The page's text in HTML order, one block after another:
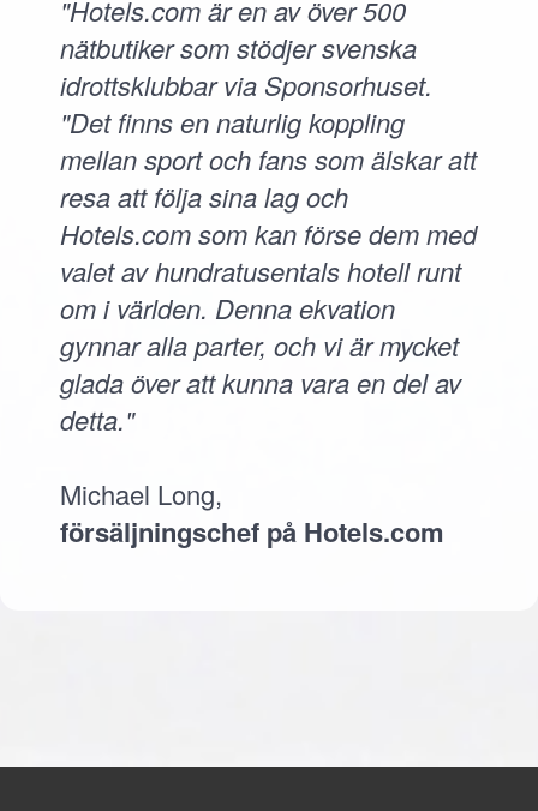
"Hotels.com är en av över 500
nätbutiker som stödjer svenska
idrottsklubbar via Sponsorhuset.
"Det finns en naturlig koppling
mellan sport och fans som älskar att
resa att följa sina lag och
Hotels.com som kan förse dem med
valet av hundratusentals hotell runt
om i världen. Denna ekvation
gynnar alla parter, och vi är mycket
glada över att kunna vara en del av
detta."
Michael Long,
försäljningschef på Hotels.com